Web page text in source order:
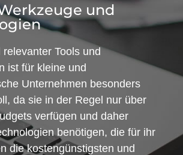
und
relevanter Tools und
ist für kleine und
Unternehmen besonders
da sie in der Regel nur über
verfügen und daher
benötigen, die für ihr
die kostengünstigsten und